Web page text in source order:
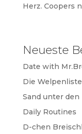
Herz. Coopers
Neueste
Date with
Die
Sand unter den
Daily Routines
D-chen